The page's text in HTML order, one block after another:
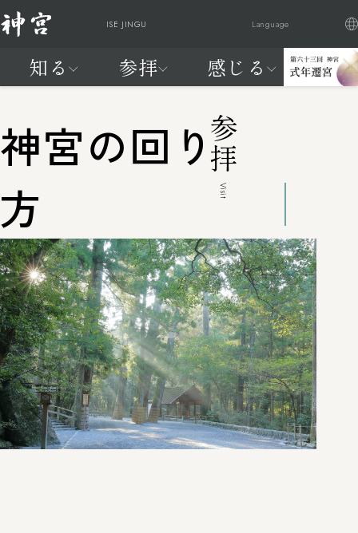
ISE JINGU Language
日本語 English Française繁體中文
知る
知る
に
つ
典
と
催
知
る
編
よく見られているページ
皇大神宮（内宮）
参拝
参拝
拝・
ご祈
祷
よく見られているページ
交通アクセス
感じる
感じる
神宮の自
然
FEEL
宮へお遷りいただく
わが国最大のお祭りが始まり
第63回神宮式年遷宮
トップ
式年遷宮とは
参拝
Visit
神宮の回り
方